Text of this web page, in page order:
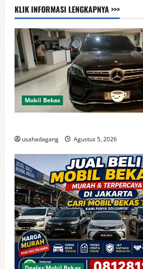
2026
Terbaik
Cicilan
DP
KLIK INFORMASI LENGKAPNYA >>>
Mobil Bekas
usahadagang Agustus 5, 2026